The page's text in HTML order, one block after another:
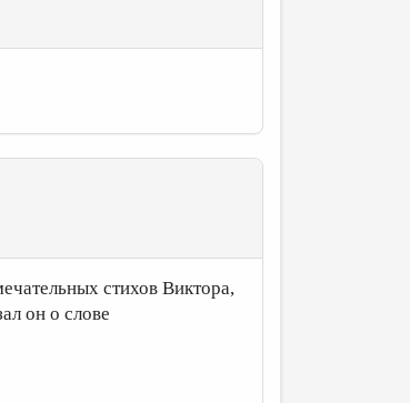
стихов Виктора,
он о слове